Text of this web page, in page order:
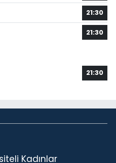
21:30
21:30
21:30
Kadınlar